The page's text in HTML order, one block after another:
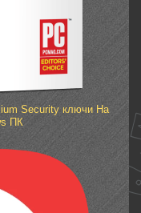
Security ключи На
ПК